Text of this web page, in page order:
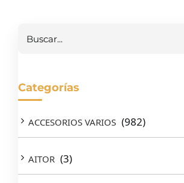
Categorías
ACCESORIOS VARIOS (982)
AITOR (3)